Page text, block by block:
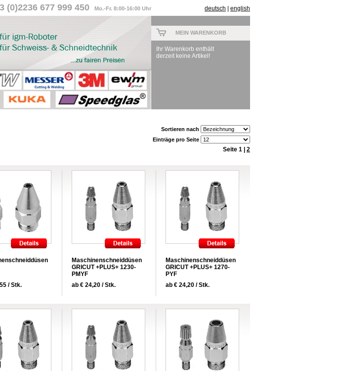
(0)2236 677 999 450 Mo.-Fr. 8:00-16:00 Uhr deutsch english
MEIN WARENKORB
Ihr Warenkorb enthält
derzeit keine Artikel!
Sortieren nach
Einträge pro Seite
Seite 1 | 2
/ Stk.
Maschinenschneiddüsen
GRICUT +PLUS+ 1230-
PMYF
ab € 24,20 / Stk.
Maschinenschneiddüsen
GRICUT +PLUS+ 1270-
PYF
ab € 24,20 / Stk.